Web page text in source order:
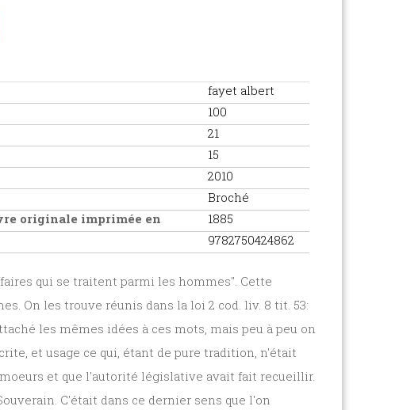
fayet albert
100
21
15
2010
Broché
originale imprimée en
1885
9782750424862
qui se traitent parmi les hommes". Cette
On les trouve réunis dans la loi 2 cod. liv. 8 tit. 53:
les mêmes idées à ces mots, mais peu à peu on
et usage ce qui, étant de pure tradition, n'était
et que l'autorité législative avait fait recueillir.
C'était dans ce dernier sens que l'on